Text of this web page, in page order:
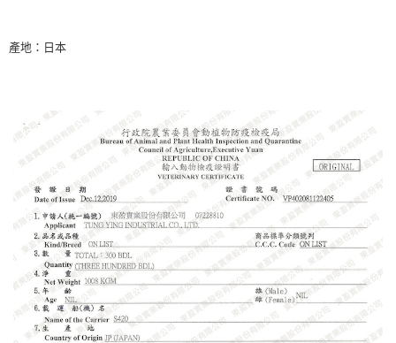
「AFTEE先享後付」，若未經同意申辦者引起之損失，本公司不負相關責
任。
５．嚴禁一人註冊多個帳號或使用他人資訊註冊。若發現惡意使用之情形，
恩沛科技股份有限公司將有權停止該用戶之使用額度並採取法律行動。
產地：日本